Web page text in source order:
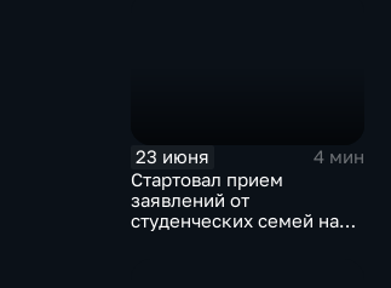
23 июня
4 мин
Стартовал прием
заявлений от
студенческих семей на